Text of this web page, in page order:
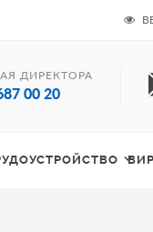
ДИРЕКТОРА
00 20